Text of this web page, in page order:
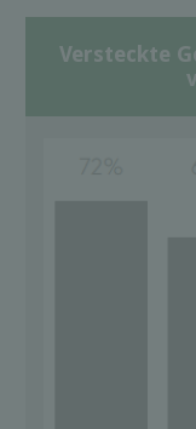
Versteckte